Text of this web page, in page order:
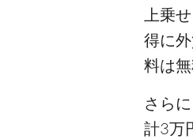
上乗
得に
料は無
さら
計3万